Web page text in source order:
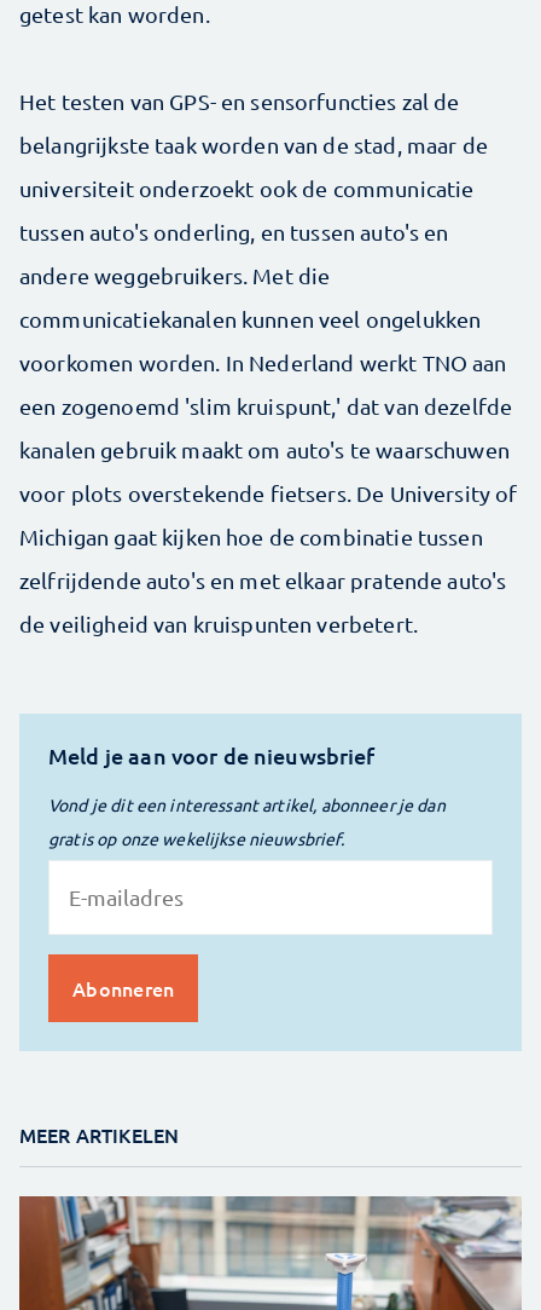
getest kan worden.
Het testen van GPS- en sensorfuncties zal de
belangrijkste taak worden van de stad, maar de
universiteit onderzoekt ook de communicatie
tussen auto's onderling, en tussen auto's en
andere weggebruikers. Met die
communicatiekanalen kunnen veel ongelukken
voorkomen worden. In Nederland werkt TNO aan
een zogenoemd 'slim kruispunt,' dat van dezelfde
kanalen gebruik maakt om auto's te waarschuwen
voor plots overstekende fietsers. De University of
Michigan gaat kijken hoe de combinatie tussen
zelfrijdende auto's en met elkaar pratende auto's
de veiligheid van kruispunten verbetert.
Meld je aan voor de nieuwsbrief
Vond je dit een interessant artikel, abonneer je dan
gratis op onze wekelijkse nieuwsbrief.
MEER ARTIKELEN